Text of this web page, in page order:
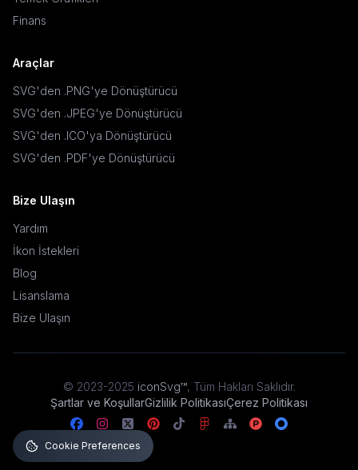
Finans
Araçlar
SVG'den .PNG'ye Dönüştürücü
SVG'den .JPEG'ye Dönüştürücü
SVG'den .ICO'ya Dönüştürücü
SVG'den .PDF'ye Dönüştürücü
Bize Ulaşın
Yardım
İkon İstekleri
Blog
Lisanslama
Bize Ulaşın
© 2023-2025 iconSvg™, Tüm Hakları Saklıdır.
Şartlar ve KoşullarGizlilik PolitikasıÇerez Politikası
Cookie Preferences